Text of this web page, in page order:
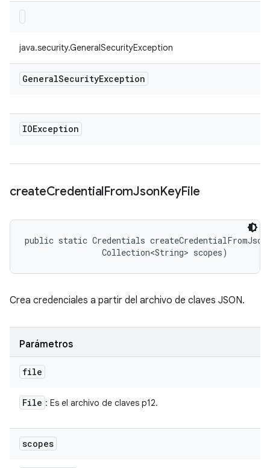
java.security.GeneralSecurityException
GeneralSecurityException
IOException
createCredentialFromJsonKeyFile
public static Credentials
                Collection<String> scopes)
Crea credenciales a partir del archivo de claves JSON.
Parámetros
file
File : Es el archivo de claves p12.
scopes